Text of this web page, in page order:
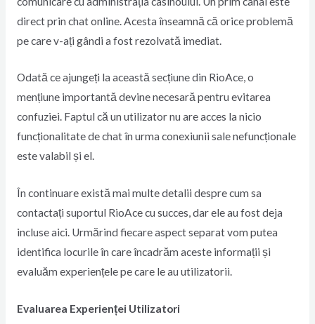
direct prin chat online. Acesta înseamnă că orice problemă
pe care v-ați gândi a fost rezolvată imediat.
Odată ce ajungeți la această secțiune din RioAce, o
mențiune importantă devine necesară pentru evitarea
confuziei. Faptul că un utilizator nu are acces la nicio
funcționalitate de chat în urma conexiunii sale nefuncționale
este valabil și el.
În continuare există mai multe detalii despre cum sa
contactați suportul RioAce cu succes, dar ele au fost deja
incluse aici. Urmărind fiecare aspect separat vom putea
identifica locurile în care încadrăm aceste informații și
evaluăm experiențele pe care le au utilizatorii.
Evaluarea Experienței Utilizatori